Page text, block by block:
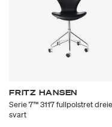
FRITZ HANSEN
Serie 7™ 3117 fullpolstret
svart